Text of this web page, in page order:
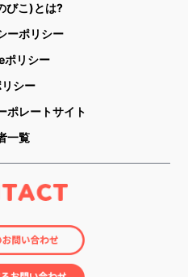
びこ)とは?
ーポリシー
リシー
シー
ポレートサイト
一覧